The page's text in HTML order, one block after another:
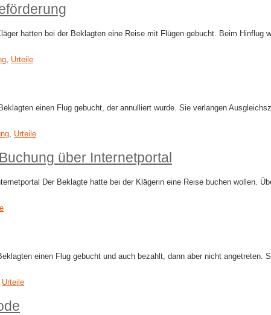
hatten bei der Beklagten eine Reise mit Flügen gebucht. Beim
Urteile
einen Flug gebucht, der annulliert wurde. Sie verlangen
Urteile
über Internetportal
Der Beklagte hatte bei der Klägerin eine Reise buchen wollen.
einen Flug gebucht und auch bezahlt, dann aber nicht
Urteile